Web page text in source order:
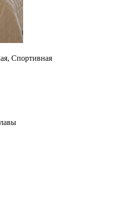
Спортивная